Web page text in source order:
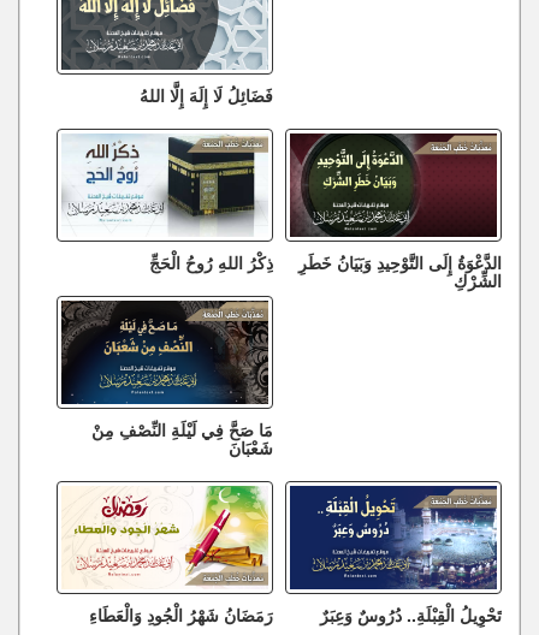
فَضَائِلُ لَا إِلَهَ إِلَّا اللهُ
الدَّعْوَةُ إِلَى التَّوْحِيدِ وَبَيَانُ خَطَرِ
الشِّرْكِ
ذِكْرُ اللهِ رُوحُ الْحَجِّ
مَا صَحَّ فِي لَيْلَةِ النِّصْفِ مِنْ
شَعْبَانَ
تَحْوِيلُ الْقِبْلَةِ.. دُرُوسٌ وَعِبَرٌ رَمَضَانُ شَهْرُ الْجُودِ وَالْعَطَاءِ